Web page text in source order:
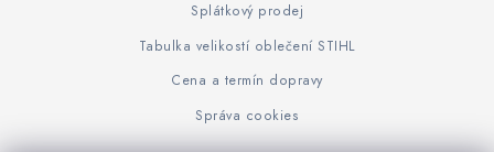
Splátkový prodej
Tabulka velikostí oblečení STIHL
Cena a termín dopravy
Správa cookies